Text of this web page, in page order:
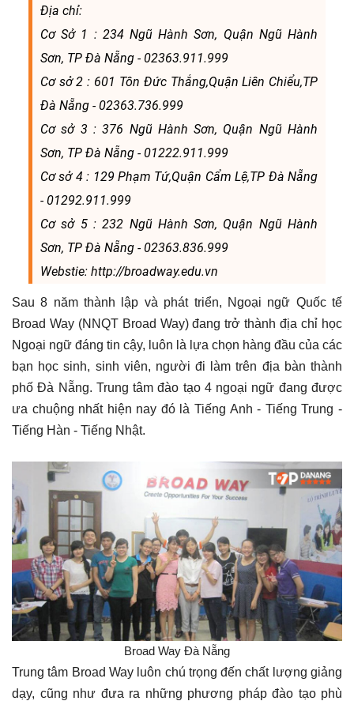
Địa chỉ:
Cơ Sở 1 : 234 Ngũ Hành Sơn, Quận Ngũ Hành
Sơn, TP Đà Nẵng - 02363.911.999
Cơ sở 2 : 601 Tôn Đức Thắng,Quận Liên Chiểu,TP
Đà Nẵng - 02363.736.999
Cơ sở 3 : 376 Ngũ Hành Sơn, Quận Ngũ Hành
Sơn, TP Đà Nẵng - 01222.911.999
Cơ sở 4 : 129 Phạm Tứ,Quận Cẩm Lệ,TP Đà Nẵng
- 01292.911.999
Cơ sở 5 : 232 Ngũ Hành Sơn, Quận Ngũ Hành
Sơn, TP Đà Nẵng - 02363.836.999
Webstie: http://broadway.edu.vn
Sau 8 năm thành lập và phát triển, Ngoại ngữ Quốc tế
Broad Way (NNQT Broad Way) đang trở thành địa chỉ học
Ngoại ngữ đáng tin cậy, luôn là lựa chọn hàng đầu của các
bạn học sinh, sinh viên, người đi làm trên địa bàn thành
phố Đà Nẵng. Trung tâm đào tạo 4 ngoại ngữ đang được
ưa chuộng nhất hiện nay đó là Tiếng Anh - Tiếng Trung -
Tiếng Hàn - Tiếng Nhật.
Broad Way Đà Nẵng
Trung tâm Broad Way luôn chú trọng đến chất lượng giảng
dạy, cũng như đưa ra những phương pháp đào tạo phù